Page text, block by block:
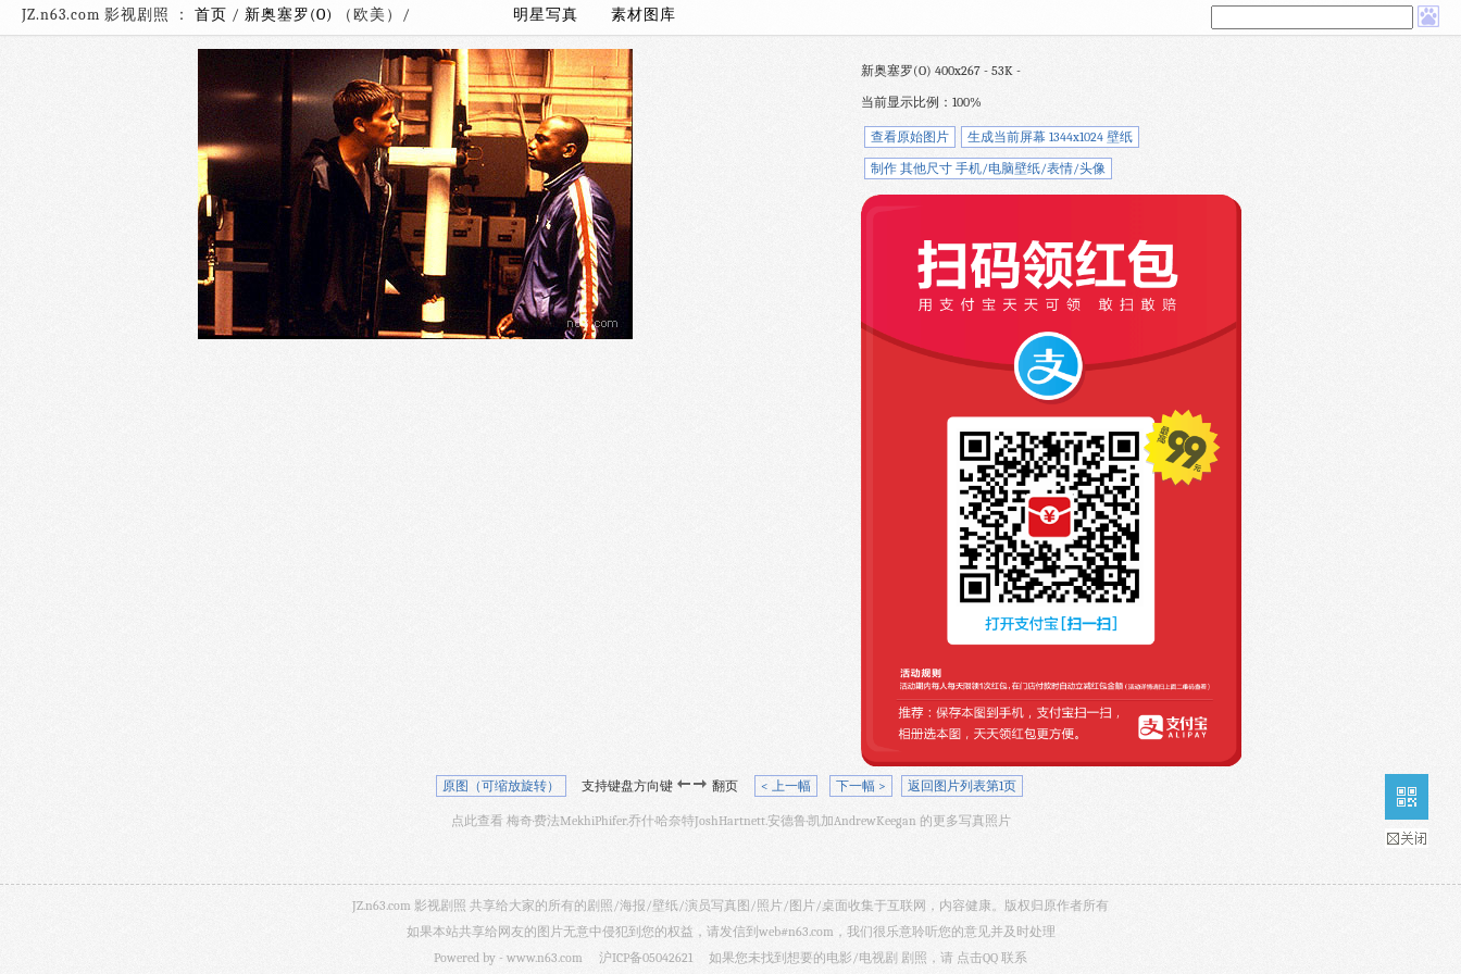
JZ.n63.com 影视剧照 ： 首页 / 新奥塞罗(O) （欧美）/ 明星写真 素材图库
新奥塞罗(O) 400x267 - 53K -
当前显示比例：100%
查看原始图片 生成当前屏幕 1344x1024 壁纸
制作 其他尺寸 手机/电脑壁纸/表情/头像
原图（可缩放旋转） 支持键盘方向键 翻页 < 上一幅 下一幅 > 返回图片列表第1页
点此查看 梅奇·费法MekhiPhifer.乔什·哈奈特JoshHartnett.安德鲁·凯加AndrewKeegan 的更多写真照片
JZ.n63.com 影视剧照 共享给大家的所有的剧照/海报/壁纸/演员写真图/照片/图片/桌面收集于互联网，内容健康。版权归原作者所有
如果本站共享给网友的图片无意中侵犯到您的权益，请发信到web#n63.com，我们很乐意聆听您的意见并及时处理
Powered by - www.n63.com 沪ICP备05042621 如果您未找到想要的电影/电视剧 剧照，请 点击QQ 联系